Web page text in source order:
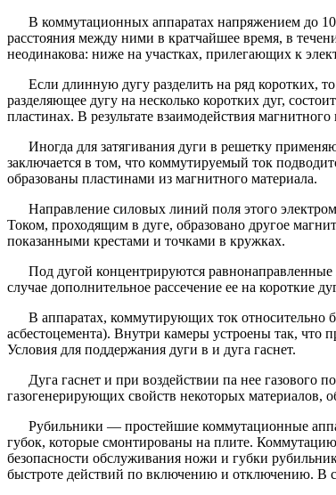
В коммутационных аппаратах напряжением до
расстояния между ними в кратчайшее время, в
неодинакова: ниже на участках, прилегающих к
Если длинную дугу разделить на ряд коротких,
разделяющее дугу на несколько коротких дуг,
пластинах. В результате взаимодействия магнитного
Иногда для затягивания дуги в решетку
заключается в том, что коммутируемый ток
образованы пластинами из магнитного материала.
Направление силовых линий поля этого
Током, проходящим в дуге, образовано другое
показанными крестами и точками в кружках.
Под дугой концентрируются
случае дополнительное рассечение ее на короткие
В аппаратах, коммутирующих ток относительно
асбестоцемента). Внутри камеры устроены так, что
Условия для поддержания дуги в и дуга гаснет.
Дуга гаснет и при воздействии па нее газового
газогенерирующих свойств некоторых материалов,
Рубильники — простейшие коммутационные
губок, которые смонтированы на плите.
безопасности обслуживания ножи и губки
быстроте действий по включению и отключению. В